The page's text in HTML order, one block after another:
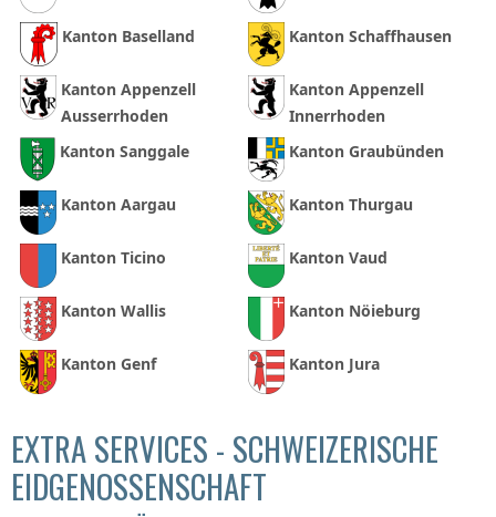
Kanton Baselland Kanton Schaffhausen
Kanton Appenzell
Ausserrhoden
Kanton Appenzell
Innerrhoden
Kanton Sanggale
Kanton Graubünden
Kanton Aargau Kanton Thurgau
Kanton Ticino Kanton Vaud
Kanton Wallis Kanton Nöieburg
Kanton Genf Kanton Jura
EXTRA SERVICES - SCHWEIZERISCHE
EIDGENOSSENSCHAFT